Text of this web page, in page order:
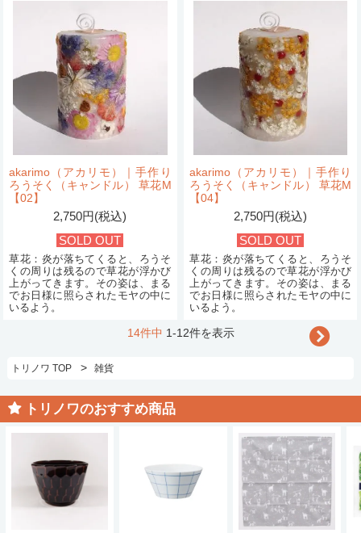
akarimo（アカリモ）｜手作り
ろうそく（キャンドル） 草花M
【02】
2,750円(税込)
SOLD OUT
草花：炎が落ちてくると、ろうそ
くの周りは残るので草花が浮かび
上がってきます。その姿は、まる
でお日様に照らされたモヤの中に
いるよう。
akarimo（アカリモ）｜手作り
ろうそく（キャンドル） 草花M
【04】
2,750円(税込)
SOLD OUT
草花：炎が落ちてくると、ろうそ
くの周りは残るので草花が浮かび
上がってきます。その姿は、まる
でお日様に照らされたモヤの中に
いるよう。
14件中 1-12件を表示
トリノワ TOP > 雑貨
トリノワのおすすめ商品